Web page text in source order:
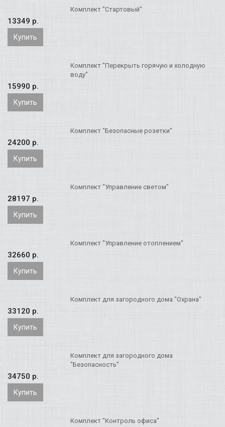
Комплект "Стартовый"
13349 p.
Купить
Комплект "Перекрыть горячую и холодную
воду"
15990 p.
Купить
Комплект "Безопасные розетки"
24200 p.
Купить
Комплект "Управление светом"
28197 p.
Купить
Комплект "Управление отоплением"
32660 p.
Купить
Комплект для загородного дома "Охрана"
33120 p.
Купить
Комплект для загородного дома
"Безопасность"
34750 p.
Купить
Комплект "Контроль офиса"